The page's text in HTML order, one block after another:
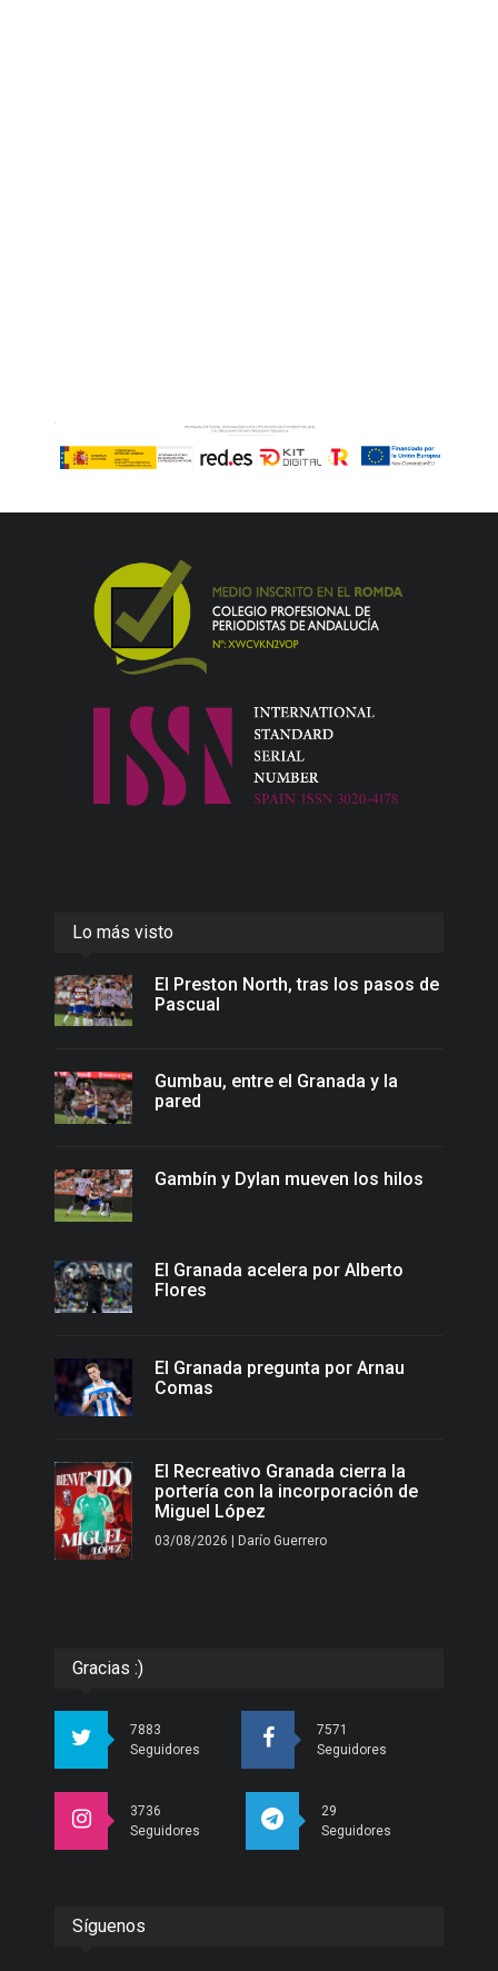
Lo más visto
El Preston North, tras los pasos de
Pascual
Gumbau, entre el Granada y la
pared
Gambín y Dylan mueven los hilos
El Granada acelera por Alberto
Flores
El Granada pregunta por Arnau
Comas
El Recreativo Granada cierra la
portería con la incorporación de
Miguel López
03/08/2026 | Darío Guerrero
Gracias :)
7883
Seguidores
7571
Seguidores
3736
Seguidores
29
Seguidores
Síguenos